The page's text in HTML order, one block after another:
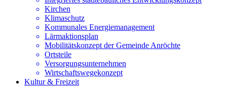
Kirchen
Klimaschutz
Kommunales Energiemanagement
Lärmaktionsplan
Mobilitätskonzept der Gemeinde Anröchte
Ortsteile
Versorgungsunternehmen
Wirtschaftswegekonzept
Kultur & Freizeit